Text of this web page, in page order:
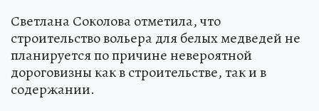
Светлана Соколова отметила, что
строительство вольера для белых медведей не
планируется по причине невероятной
дороговизны как в строительстве, так и в
содержании.